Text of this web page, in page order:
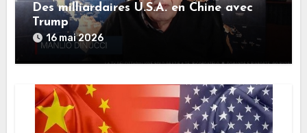
Des milliardaires U.S.A. en Chine avec
Trump
16 mai 2026